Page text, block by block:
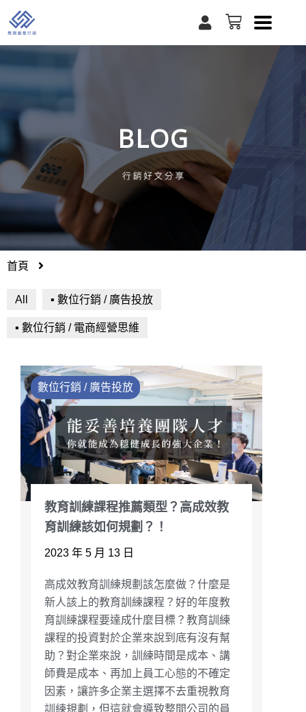
至
主
U
s
e
購
物
籃
BLOG
首頁
All ▪ 數位行銷 / 廣告投放
▪ 數位行銷 / 電商經營思維
數位行銷 / 廣告投放
教育訓練課程推薦類型？高成效教
育訓練該如何規劃？！
2023 年 5 月 13 日
高成效教育訓練規劃該怎麼做？什麼是
新人該上的教育訓練課程？好的年度教
育訓練課程要達成什麼目標？教育訓練
課程的投資對於企業來說到底有沒有幫
助？對企業來說，訓練時間是成本、講
師費是成本、再加上員工心態的不確定
因素，讓許多企業主選擇不去重視教育
訓練規劃，但這就會導致整間公司的員